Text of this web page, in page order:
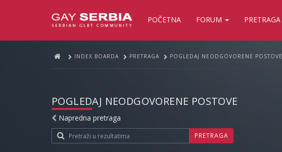
POČETNA FORUM PRETRAGA
INDEX BOARDA PRETRAGA POGLEDAJ NEODGOVORENE POSTOVE
POGLEDAJ NEODGOVORENE POSTOVE
Napredna pretraga
PRETRAGA